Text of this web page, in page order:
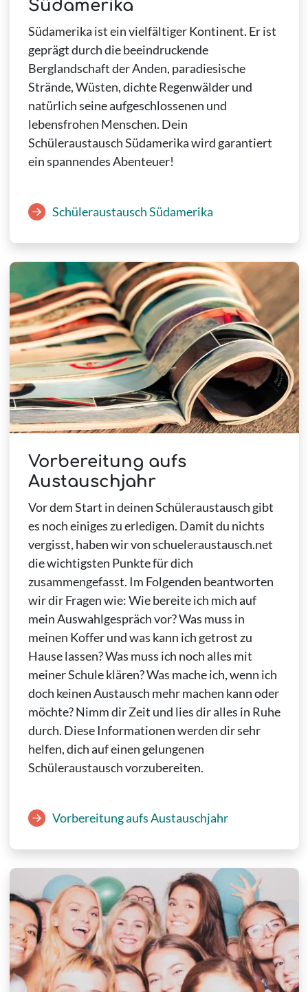
Südamerika
Südamerika ist ein vielfältiger Kontinent. Er ist
geprägt durch die beeindruckende
Berglandschaft der Anden, paradiesische
Strände, Wüsten, dichte Regenwälder und
natürlich seine aufgeschlossenen und
lebensfrohen Menschen. Dein
Schüleraustausch Südamerika wird garantiert
ein spannendes Abenteuer!
Schüleraustausch Südamerika
Vorbereitung aufs
Austauschjahr
Vor dem Start in deinen Schüleraustausch gibt
es noch einiges zu erledigen. Damit du nichts
vergisst, haben wir von schueleraustausch.net
die wichtigsten Punkte für dich
zusammengefasst. Im Folgenden beantworten
wir dir Fragen wie: Wie bereite ich mich auf
mein Auswahlgespräch vor? Was muss in
meinen Koffer und was kann ich getrost zu
Hause lassen? Was muss ich noch alles mit
meiner Schule klären? Was mache ich, wenn ich
doch keinen Austausch mehr machen kann oder
möchte? Nimm dir Zeit und lies dir alles in Ruhe
durch. Diese Informationen werden dir sehr
helfen, dich auf einen gelungenen
Schüleraustausch vorzubereiten.
Vorbereitung aufs Austauschjahr